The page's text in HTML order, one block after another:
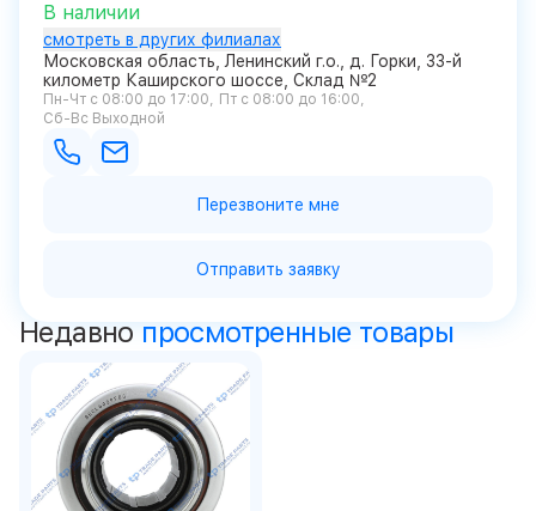
В наличии
смотреть в других филиалах
Московская область, Ленинский г.о., д. Горки, 33-й
километр Каширского шоссе, Склад №2
Пн-Чт с 08:00 до 17:00
Пт с 08:00 до 16:00
Сб-Вс Выходной
Перезвоните мне
Отправить заявку
Недавно просмотренные товары